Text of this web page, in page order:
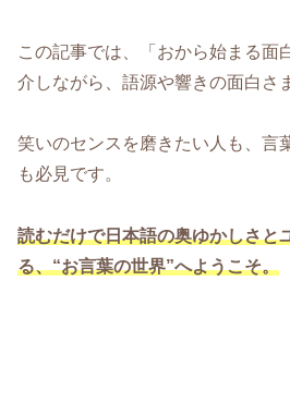
この記事では、「おから始まる面
介しながら、語源や響きの面白さ
笑いのセンスを磨きたい人も、言
も必見です。
読むだけで日本語の奥ゆかしさと
る、“お言葉の世界”へようこそ。